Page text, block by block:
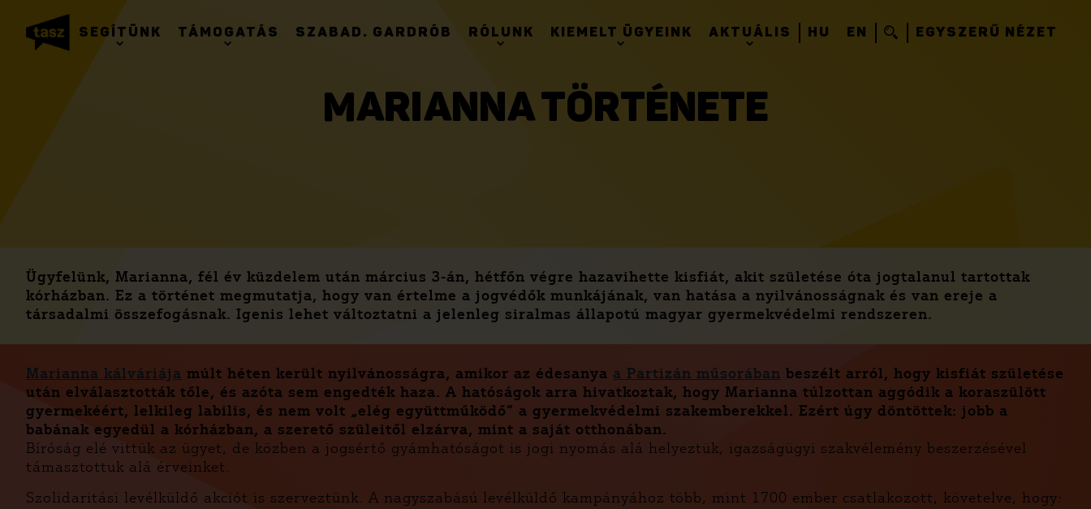
SEGÍTÜNK TÁMOGATÁS SZABAD. GARDRÓB RÓLUNK KIEMELT ÜGYEINK AKTUÁLIS HU EN EGYSZERŰ NÉZET
MARIANNA TÖRTÉNETE
Ügyfelünk, Marianna, fél év küzdelem után március 3-án, hétfőn végre hazavihette kisfiát, akit születése óta jogtalanul tartottak
kórházban. Ez a történet megmutatja, hogy van értelme a jogvédők munkájának, van hatása a nyilvánosságnak és van ereje a
társadalmi összefogásnak. Igenis lehet változtatni a jelenleg siralmas állapotú magyar gyermekvédelmi rendszeren.
Marianna kálváriája múlt héten került nyilvánosságra, amikor az édesanya a Partizán műsorában beszélt arról, hogy kisfiát születése
után elválasztották tőle, és azóta sem engedték haza. A hatóságok arra hivatkoztak, hogy Marianna túlzottan aggódik a koraszülött
gyermekéért, lelkileg labilis, és nem volt „elég együttműködő” a gyermekvédelmi szakemberekkel. Ezért úgy döntöttek: jobb a
babának egyedül a kórházban, a szerető szüleitől elzárva, mint a saját otthonában.
Bíróság elé vittük az ügyet, de közben a jogsértő gyámhatóságot is jogi nyomás alá helyeztük, igazságügyi szakvélemény beszerzésével
támasztottuk alá érveinket.
Szolidaritási levélküldő akciót is szerveztünk. A nagyszabású levélküldő kampányához több, mint 1700 ember csatlakozott, követelve, hogy: